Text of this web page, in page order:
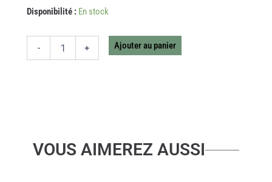
Disponibilité : En stock
-
quantité
STRAWBERRY
+ Ajouter au panier
VOUS AIMEREZ AUSSI